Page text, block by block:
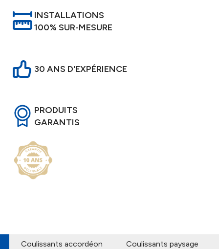
INSTALLATIONS
100% SUR-MESURE
30 ANS D'EXPÉRIENCE
PRODUITS
GARANTIS
Coulissants accordéon Coulissants paysage